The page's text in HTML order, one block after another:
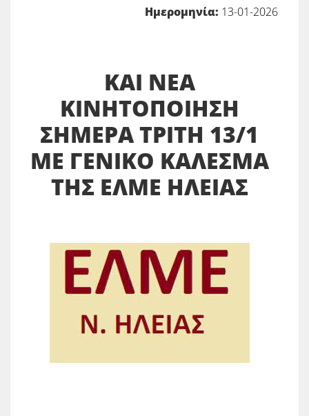
Ημερομηνία: 13-01-2026
ΚΑΙ ΝΕΑ
ΚΙΝΗΤΟΠΟΙΗΣΗ
ΣΗΜΕΡΑ ΤΡΙΤΗ 13/1
ΜΕ ΓΕΝΙΚΟ ΚΑΛΕΣΜΑ
ΤΗΣ ΕΛΜΕ ΗΛΕΙΑΣ